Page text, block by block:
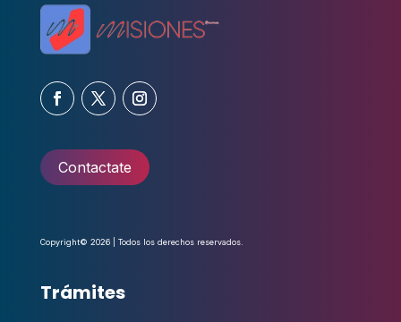
Contactate
Copyright© 2026 | Todos los derechos reservados.
Trámites